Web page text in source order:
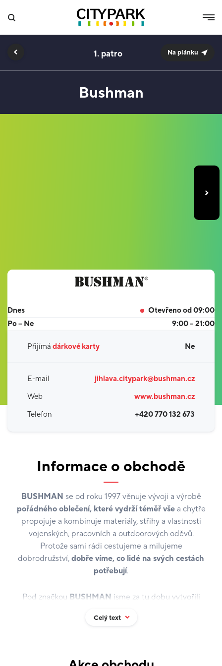
Bushman
1. Na plánku
Dnes
Otevřeno od 09:00
Po – Ne
9:00 – 21:00
Přijímá dárkové karty Ne
E-mail
jihlava.citypark@bushman.cz
Web
www.bushman.cz
Telefon
+420 770 132 673
Informace o obchodě
BUSHMAN se od roku 1997 věnuje vývoji a výrobě
pořádného oblečení, které vydrží téměř všea chytře
propojuje a kombinuje materiály, střihy a vlastnosti
vojenských, pracovních a outdoorových oděvů.
Protože sami rádi cestujeme a milujeme
dobrodružství, dobře víme, co lidé na svých cestách
potřebují.
Pod značkou BUSHMAN jsme za tu dobu vytvořili
, které daly vzniknout i vlastnímu
prověřila dlouhá doba
. Neděláme oblečení na jednu
Celý text